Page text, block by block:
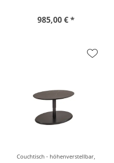
985,00 € *
Couchtisch - höhenverstellbar,